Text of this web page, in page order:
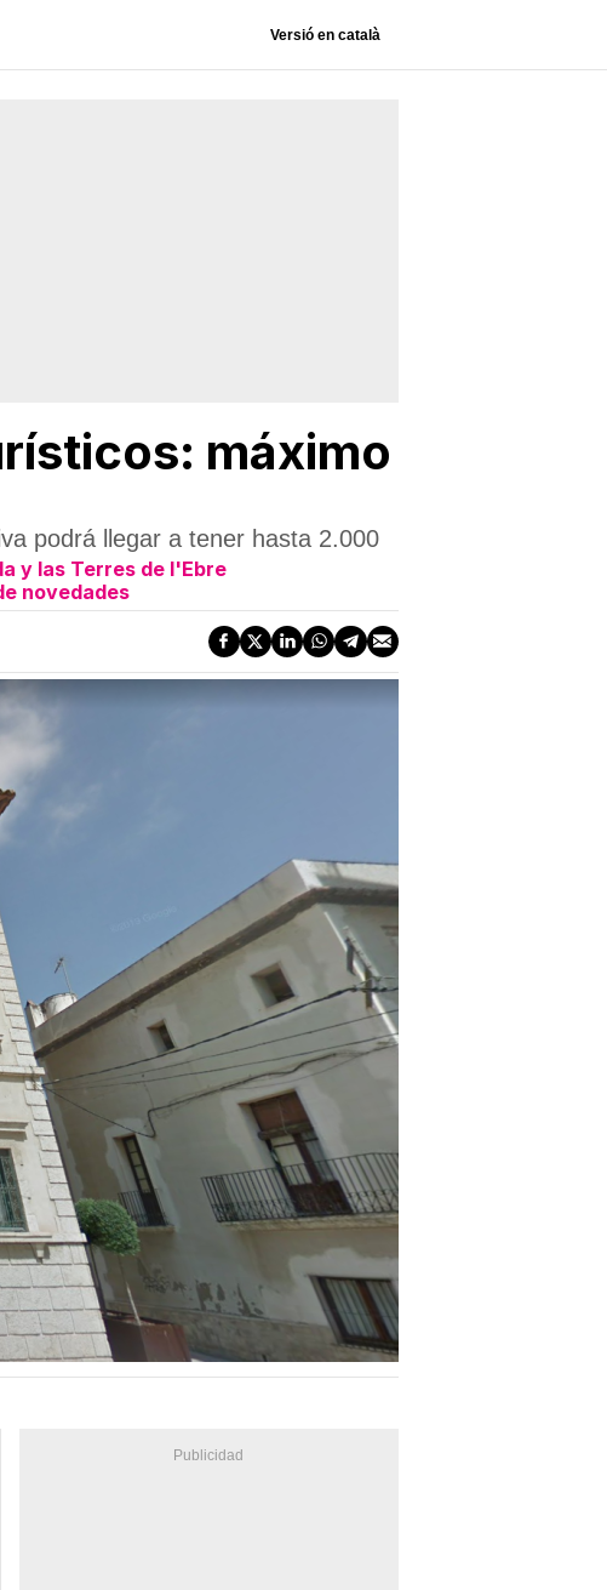
Versió en català
máximo
podrá llegar a tener hasta 2.000
y las Terres de l'Ebre
novedades